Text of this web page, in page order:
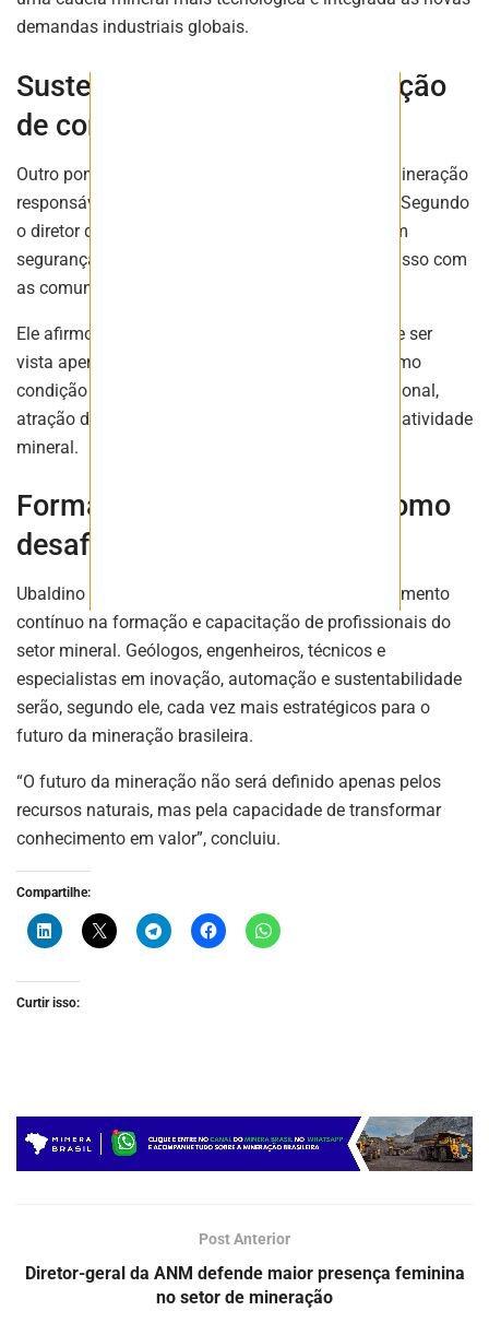
demandas industriais globais.
Sustentabilidade como condição
de competitividade
Outro ponto central da fala foi a defesa de uma mineração
responsável do ponto de vista ambiental e social. Segundo
o diretor do MME, não há mineração do futuro sem
segurança operacional, transparência e compromisso com
as comunidades onde os projetos estão inseridos.
Ele afirmou ainda que a sustentabilidade não deve ser
vista apenas como obrigação regulatória, mas como
condição essencial para competitividade internacional,
atração de investimentos e legitimidade social da atividade
mineral.
Formação de profissionais como
desafio estrutural
Ubaldino destacou ainda a necessidade de investimento
contínuo na formação e capacitação de profissionais do
setor mineral. Geólogos, engenheiros, técnicos e
especialistas em inovação, automação e sustentabilidade
serão, segundo ele, cada vez mais estratégicos para o
futuro da mineração brasileira.
“O futuro da mineração não será definido apenas pelos
recursos naturais, mas pela capacidade de transformar
conhecimento em valor”, concluiu.
Compartilhe:
Curtir isso:
Post Anterior
Diretor-geral da ANM defende maior presença feminina
no setor de mineração